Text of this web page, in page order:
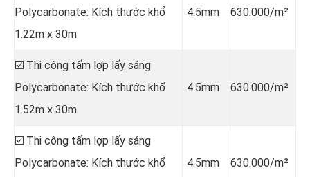
Polycarbonate: Kích thước khổ
1.22m x 30m
4.5mm 630.000/m²
☑️ Thi công tấm lợp lấy sáng
Polycarbonate: Kích thước khổ
1.52m x 30m
4.5mm 630.000/m²
☑️ Thi công tấm lợp lấy sáng
Polycarbonate: Kích thước khổ
4.5mm 630.000/m²